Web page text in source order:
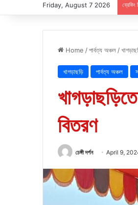
Friday, August 7 2026 ব্রেকিং
Home /পার্বত্য অঞ্চল /
খাগড়াছড়ি পার্বত্য অঞ্চল
বিতরণ
চেঙ্গী দর্পন April 9,